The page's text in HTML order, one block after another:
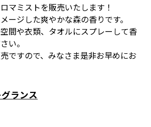
マミストを販売いたします！
ージした爽やかな森の香りです。
間や衣類、タオルにスプレーして香
い。
ですので、みなさま是非お早めにお
ランス